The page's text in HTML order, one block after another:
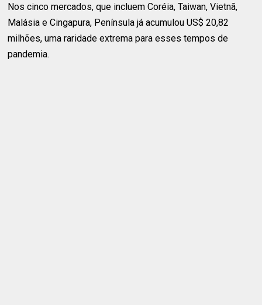
Nos cinco mercados, que incluem Coréia, Taiwan, Vietnã,
Malásia e Cingapura, Península já acumulou US$ 20,82
milhões, uma raridade extrema para esses tempos de
pandemia.